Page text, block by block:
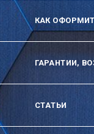
КАК
ГАРАНТИИ,
СТАТЬИ